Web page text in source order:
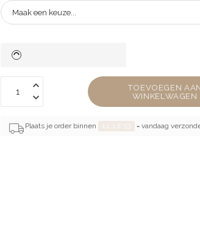
TOEVOEGEN
WINKELWAGEN
Plaats je order binnen = vandaag